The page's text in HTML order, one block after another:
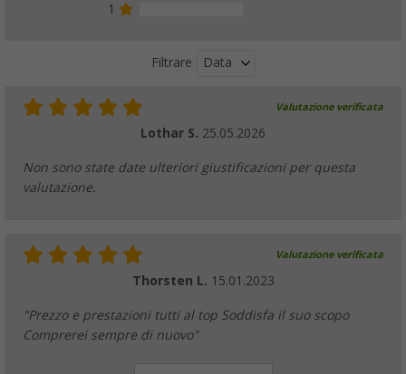
1
Filtrare Data
Valutazione verificata
Lothar S. 25.05.2026
Non sono state date ulteriori giustificazioni per questa
valutazione.
Valutazione verificata
Thorsten L. 15.01.2023
"Prezzo e prestazioni tutti al top Soddisfa il suo scopo
Comprerei sempre di nuovo"